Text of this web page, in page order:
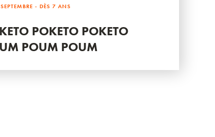
- DÈS 7 ANS
POKETO POKETO
POUM POUM